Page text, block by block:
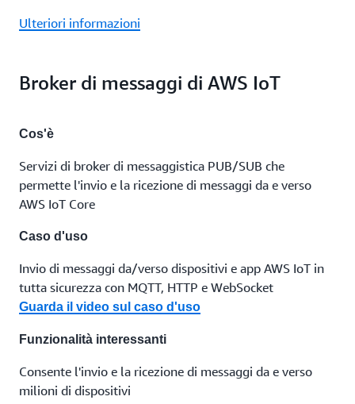
Ulteriori informazioni
Broker di messaggi di AWS IoT
Cos'è
Servizi di broker di messaggistica PUB/SUB che
permette l'invio e la ricezione di messaggi da e verso
AWS IoT Core
Caso d'uso
Invio di messaggi da/verso dispositivi e app AWS IoT in
tutta sicurezza con MQTT, HTTP e WebSocket
Guarda il video sul caso d'uso
Funzionalità interessanti
Consente l'invio e la ricezione di messaggi da e verso
milioni di dispositivi